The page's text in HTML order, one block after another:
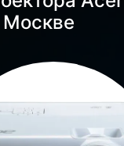
Москве